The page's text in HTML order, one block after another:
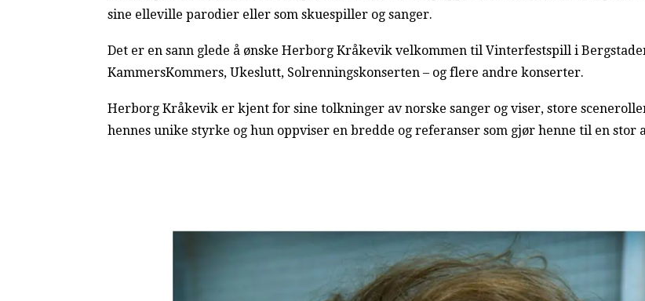
sine elleville parodier eller som skuespiller og sanger.
Det er en sann glede å ønske Herborg Kråkevik velkommen til Vinterfestspill i
KammersKommers, Ukeslutt, Solrenningskonserten – og flere andre konserter.
Herborg Kråkevik er kjent for sine tolkninger av norske sanger og viser, store
hennes unike styrke og hun oppviser en bredde og referanser som gjør henne til en stor